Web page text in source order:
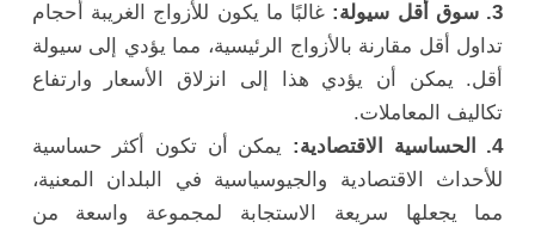
3. سوق أقل سيولة:
غالبًا ما يكون للأزواج الغريبة أحجام
تداول أقل مقارنة بالأزواج الرئيسية، مما يؤدي إلى سيولة
أقل. يمكن أن يؤدي هذا إلى انزلاق الأسعار وارتفاع
تكاليف المعاملات.
4. الحساسية الاقتصادية:
يمكن أن تكون أكثر حساسية
للأحداث الاقتصادية والجيوسياسية في البلدان المعنية،
مما يجعلها سريعة الاستجابة لمجموعة واسعة من